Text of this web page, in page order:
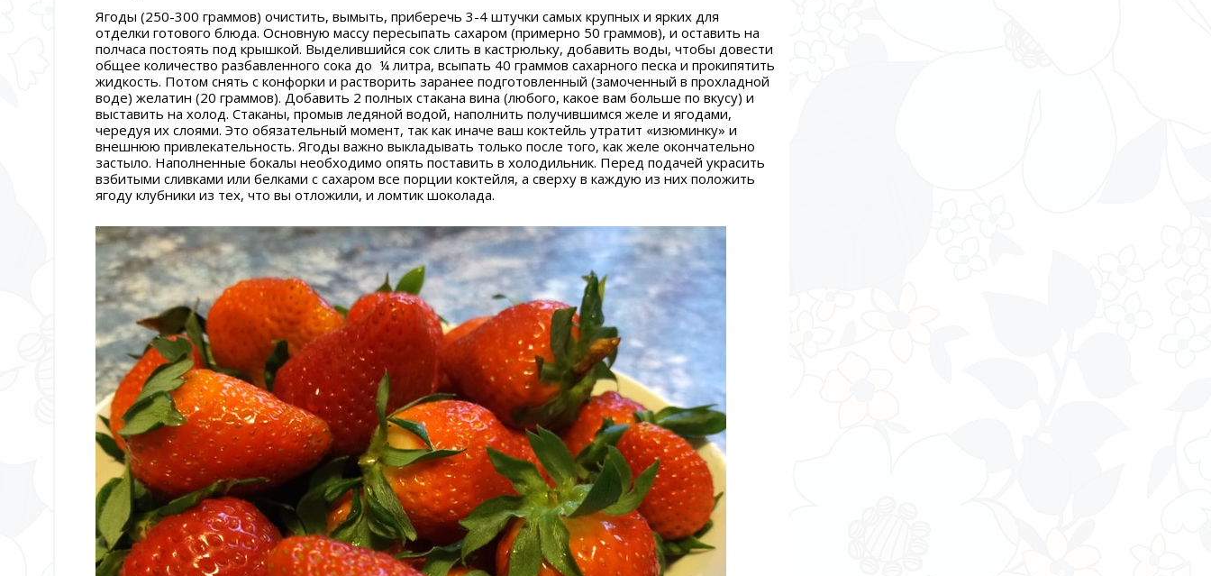
Ягоды (250-300 граммов) очистить, вымыть, приберечь 3-4 штучки самых крупных и ярких для
отделки готового блюда. Основную массу пересыпать сахаром (примерно 50 граммов), и оставить на
полчаса постоять под крышкой. Выделившийся сок слить в кастрюльку, добавить воды, чтобы довести
общее количество разбавленного сока до ¼ литра, всыпать 40 граммов сахарного песка и прокипятить
жидкость. Потом снять с конфорки и растворить заранее подготовленный (замоченный в прохладной
воде) желатин (20 граммов). Добавить 2 полных стакана вина (любого, какое вам больше по вкусу) и
выставить на холод. Стаканы, промыв ледяной водой, наполнить получившимся желе и ягодами,
чередуя их слоями. Это обязательный момент, так как иначе ваш коктейль утратит «изюминку» и
внешнюю привлекательность. Ягоды важно выкладывать только после того, как желе окончательно
застыло. Наполненные бокалы необходимо опять поставить в холодильник. Перед подачей украсить
взбитыми сливками или белками с сахаром все порции коктейля, а сверху в каждую из них положить
ягоду клубники из тех, что вы отложили, и ломтик шоколада.